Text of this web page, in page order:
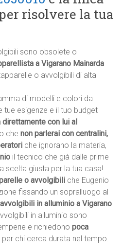
risolvere la tua
sono obsolete o
a Vigarano Mainarda
o avvolgibili di alta
di modelli e colori da
tue esigenze e il tuo budget
direttamente con lui al
chenon parlerai con centralini,
che ignorano la materia,
il tecnico che già dalle prime
scelta giusta per la tua casa!
o avvolgibili che Eugenio
fissando un sopralluogo al
in alluminio a Vigarano
in alluminio sono
e richiedonopoca
per chi cerca durata nel tempo.